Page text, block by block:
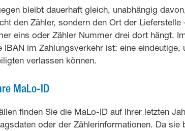
bleibt dauerhaft gleich, unabhängig
den Zähler, sondern den Ort der
eins oder Zähler Nummer drei dort hängt.
IBAN im Zahlungsverkehr ist: eine eindeutige,
verlassen können.
MaLo-ID
finden Sie die MaLo-ID auf Ihrer letzten
oder der Zählerinformationen. Da